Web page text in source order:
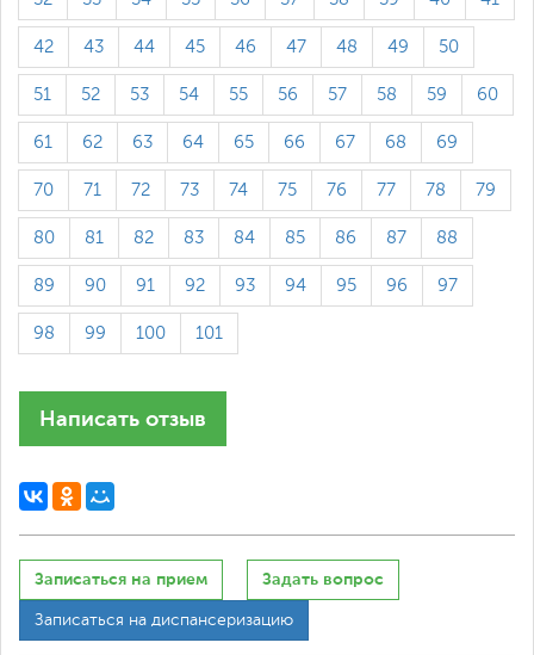
42 43 44 45 46 47 48 49 50
51 52 53 54 55 56 57 58 59 60
61 62 63 64 65 66 67 68 69
70 71 72 73 74 75 76 77 78 79
80 81 82 83 84 85 86 87 88
89 90 91 92 93 94 95 96 97
98 99 100 101
Написать отзыв
Записаться на прием Задать вопрос
Записаться на диспансеризацию